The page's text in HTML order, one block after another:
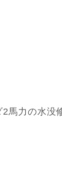
馬力の水没